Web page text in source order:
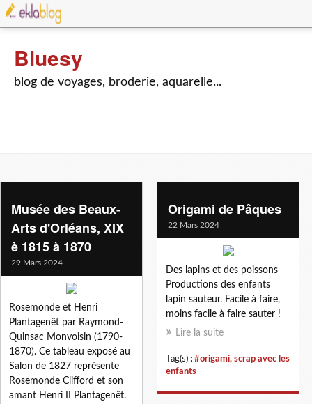
Bluesy
blog de voyages, broderie, aquarelle...
Musée des Beaux-
Arts d'Orléans, XIX
è 1815 à 1870
29 Mars 2024
Rosemonde et Henri
Plantagenêt par Raymond-
Quinsac Monvoisin (1790-
1870). Ce tableau exposé au
Salon de 1827 représente
Rosemonde Clifford et son
amant Henri II Plantagenêt.
Origami de Pâques
22 Mars 2024
Des lapins et des poissons
Productions des enfants
lapin sauteur. Facile à faire,
moins facile à faire sauter !
Lire la suite
Tag(s) : #origami, scrap avec les
enfants